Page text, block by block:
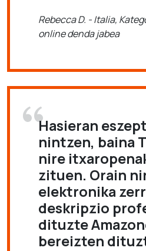
Rebecca D. - Italia,
online denda jabea
Hasieran
nintzen, baina
nire
zituen. Orain
elektronika
deskripzio
dituzte
bereizten